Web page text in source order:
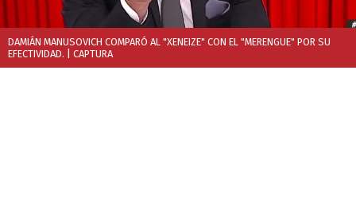
DAMIÁN MANUSOVICH COMPARÓ AL "XENEIZE" CON EL "MERENGUE" POR SU
EFECTIVIDAD. | CAPTURA